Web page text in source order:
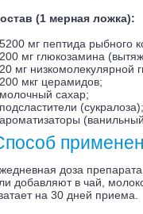
(1 мерная ложка):
5200 мг пептида рыбного
200 мг глюкозамина
20 мг низкомолекулярной
200 мкг церамидов;
молочный сахар;
подсластители (сукралоза);
ароматизаторы
доза
добавляют в чай,
на 30 дней приема.